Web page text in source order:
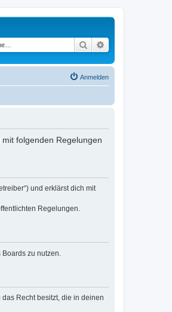
Suche
Anmelden
folgenden Regelungen
und erklärst dich mit
Regelungen.
zu nutzen.
Recht besitzt, die in deinen